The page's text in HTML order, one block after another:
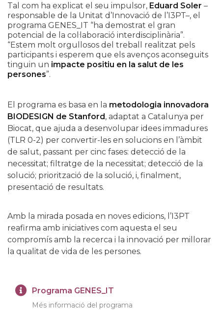
Tal com ha explicat el seu impulsor, Eduard Soler –
responsable de la Unitat d’Innovació de l’I3PT–, el
programa GENES_IT “ha demostrat el gran
potencial de la col·laboració interdisciplinària”.
“Estem molt orgullosos del treball realitzat pels
participants i esperem que els avenços aconseguits
tinguin un impacte positiu en la salut de les
persones”.
El programa es basa en la metodologia innovadora
BIODESIGN de Stanford, adaptat a Catalunya per
Biocat, que ajuda a desenvolupar idees immadures
(TLR 0-2) per convertir-les en solucions en l’àmbit
de salut, passant per cinc fases: detecció de la
necessitat; filtratge de la necessitat; detecció de la
solució; priorització de la solució, i, finalment,
presentació de resultats.
Amb la mirada posada en noves edicions, l’I3PT
reafirma amb iniciatives com aquesta el seu
compromís amb la recerca i la innovació per millorar
la qualitat de vida de les persones.
Programa GENES_IT
Més informació del programa